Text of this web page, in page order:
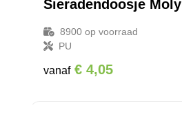
Sieradendoosje Moly
8900op voorraad
PU
vanaf € 4,05